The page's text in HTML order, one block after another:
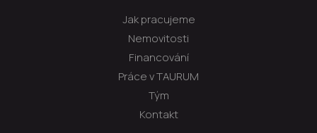
Jak pracujeme
Nemovitosti
Financování
Práce v TAURUM
Tým
Kontakt